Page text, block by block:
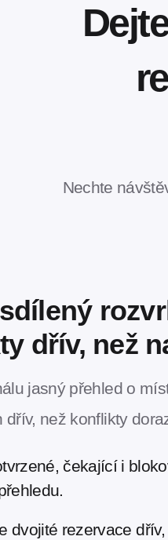
Nechte
dřív, než
jasný přehled o
dřív, než konflikty
čekající i
dvojité rezervace